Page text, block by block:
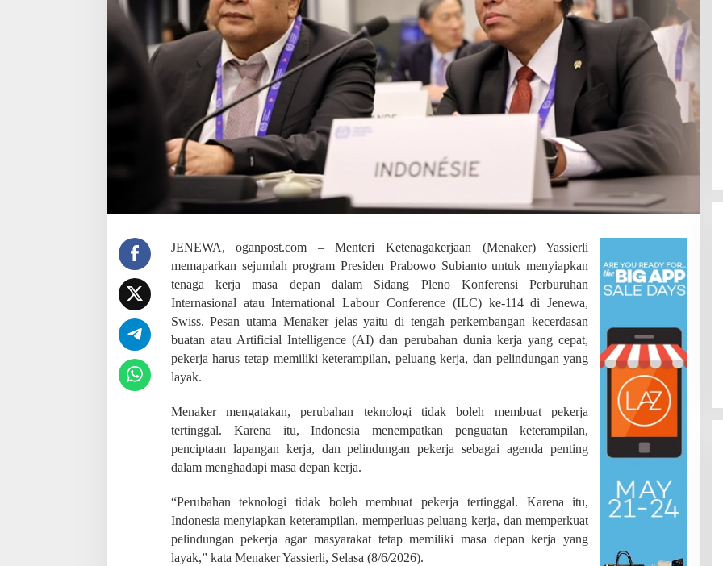
a
s
i
o
n
a
l
M
e
a
e
a
i
e
r
P
a
r
k
a
n
o
g
a
JENEWA, oganpost.com – Menteri Ketenagakerjaan (Menaker) Yassierli
memaparkan sejumlah program Presiden Prabowo Subianto untuk menyiapkan
tenaga kerja masa depan dalam Sidang Pleno Konferensi Perburuhan
Internasional atau International Labour Conference (ILC) ke-114 di Jenewa,
Swiss. Pesan utama Menaker jelas yaitu di tengah perkembangan kecerdasan
buatan atau Artificial Intelligence (AI) dan perubahan dunia kerja yang cepat,
pekerja harus tetap memiliki keterampilan, peluang kerja, dan pelindungan yang
layak.
Menaker mengatakan, perubahan teknologi tidak boleh membuat pekerja
tertinggal. Karena itu, Indonesia menempatkan penguatan keterampilan,
penciptaan lapangan kerja, dan pelindungan pekerja sebagai agenda penting
dalam menghadapi masa depan kerja.
“Perubahan teknologi tidak boleh membuat pekerja tertinggal. Karena itu,
Indonesia menyiapkan keterampilan, memperluas peluang kerja, dan memperkuat
pelindungan pekerja agar masyarakat tetap memiliki masa depan kerja yang
layak,” kata Menaker Yassierli, Selasa (8/6/2026).
SDN 002 Bangko Raih Prestasi
Gemilang di Lomba Bertutur,
Wakili Merangin ke Tingkat
Di JAMBI, PENDIDIKAN Juli 22, 2026